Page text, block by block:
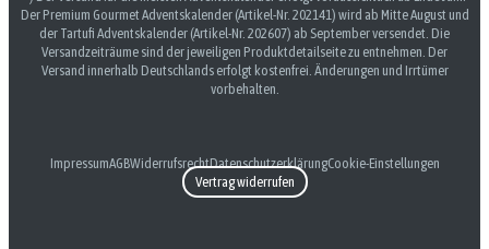
Der Premium Gourmet Adventskalender (Artikel-Nr. 202141) wird ab Mitte August und
der Tartufi Adventskalender (Artikel-Nr. 202607) ab September versendet. Die
Versandzeiträume sind der jeweiligen Produktdetailseite zu entnehmen. Der
Versand innerhalb Deutschlands erfolgt kostenfrei. Änderungen und Irrtümer
vorbehalten.
ImpressumAGBWiderrufsrechtDatenschutzerklärungCookie-Einstellungen
Vertrag widerrufen